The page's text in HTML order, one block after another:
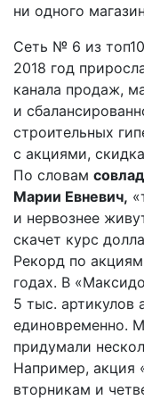
ни одного
Сеть № 6 из
2018 год
канала продаж,
и
строительных
с акциями,
По словам
Марии Евневич,
и нервознее
скачет курс
Рекорд по
годах. В
5 тыс. артикулов
единовременно.
придумали
Например, акция
вторникам и